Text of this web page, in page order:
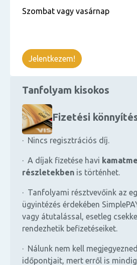
Tanfolyam kisokos
Fizetési
· Nincs regisztrációs díj.
· A díjak fizetése havi
részletekben is történhet.
· Tanfolyami résztvevőink az
ügyintézés érdekében
vagy átutalással, esetleg
rendezhetik befizetéseiket.
· Nálunk nem kell
időpontjait, mert erről is
Szombat vagy vasárnap
Jelentkezem!